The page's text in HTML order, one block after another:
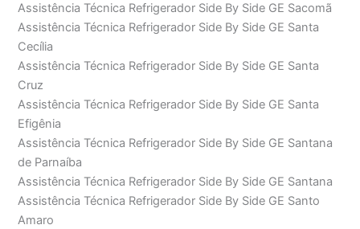
Assistência Técnica Refrigerador Side By Side GE Sacomã
Assistência Técnica Refrigerador Side By Side GE Santa
Cecília
Assistência Técnica Refrigerador Side By Side GE Santa
Cruz
Assistência Técnica Refrigerador Side By Side GE Santa
Efigênia
Assistência Técnica Refrigerador Side By Side GE Santana
de Parnaíba
Assistência Técnica Refrigerador Side By Side GE Santana
Assistência Técnica Refrigerador Side By Side GE Santo
Amaro